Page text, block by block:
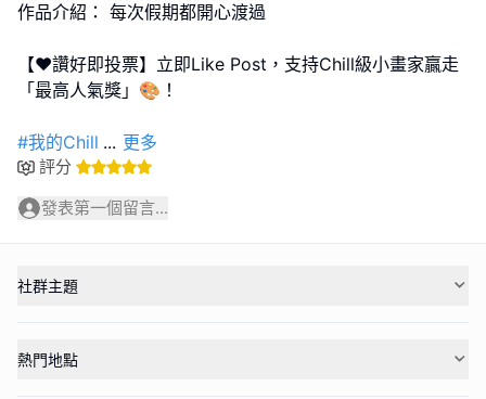
作品介紹： 每次假期都開心渡過
【❤️讚好即投票】立即Like Post，支持Chill級小畫家贏走
「最高人氣獎」🎨！
#我的Chill ... 更多
評分
發表第一個留言...
社群主題
熱門地點